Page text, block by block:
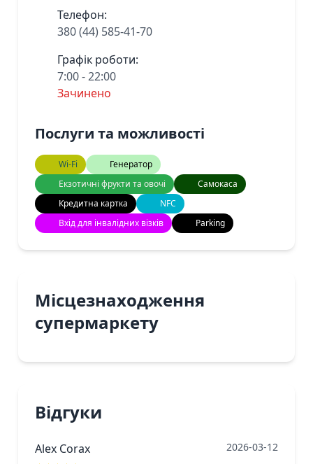
Телефон:
380 (44) 585-41-70
Графік роботи:
7:00 - 22:00
Зачинено
Послуги та можливості
Wi-Fi
Генератор
Екзотичні фрукти та овочі
Самокаса
Кредитна картка
NFC
Вхід для інвалідних візків
Parking
Місцезнаходження
супермаркету
Відгуки
Alex Corax 2026-03-12